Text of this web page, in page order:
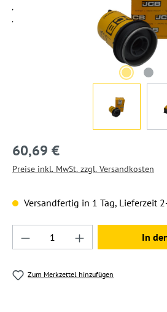
60,69 €
Preise inkl. MwSt. zzgl. Versandkosten
Versandfertig in 1 Tag, Lieferzeit
Produkt Anzahl: Gib den
In
Zum Merkzettel hinzufügen